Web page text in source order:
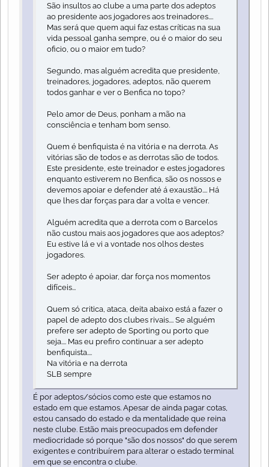
São insultos ao clube a uma parte dos adeptos
ao presidente aos jogadores aos treinadores....
Mas será que quem aqui faz estas críticas na sua
vida pessoal ganha sempre, ou é o maior do seu
oficio, ou o maior em tudo?
Segundo, mas alguém acredita que presidente,
treinadores, jogadores, adeptos, não querem
todos ganhar e ver o Benfica no topo?
Pelo amor de Deus, ponham a mão na
consciência e tenham bom senso.
Quem é benfiquista é na vitória e na derrota. As
vitórias são de todos e as derrotas são de todos.
Este presidente, este treinador e estes jogadores
enquanto estiverem no Benfica, são os nossos e
devemos apoiar e defender até á exaustão.... Há
que lhes dar forças para dar a volta e vencer.
Alguém acredita que a derrota com o Barcelos
não custou mais aos jogadores que aos adeptos?
Eu estive lá e vi a vontade nos olhos destes
jogadores.
Ser adepto é apoiar, dar força nos momentos
difíceis...
Quem só critica, ataca, deita abaixo está a fazer o
papel de adepto dos clubes rivais.... Se alguém
prefere ser adepto de Sporting ou porto que
seja.... Mas eu prefiro continuar a ser adepto
benfiquista....
Na vitória e na derrota
SLB sempre
É por adeptos/sócios como este que estamos no
estado em que estamos. Apesar de ainda pagar cotas,
estou cansado do estado e da mentalidade que reina
neste clube. Estão mais preocupados em defender
mediocridade só porque "são dos nossos" do que serem
exigentes e contribuírem para alterar o estado terminal
em que se encontra o clube.